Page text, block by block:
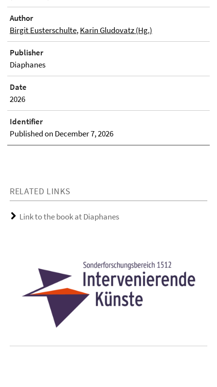
Author
Birgit Eusterschulte,Karin Gludovatz (Hg.)
Publisher
Diaphanes
Date
2026
Identifier
Published on December 7, 2026
RELATED LINKS
Link to the book at Diaphanes